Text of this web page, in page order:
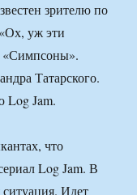
зрителю по
уж эти
«Симпсоны».
Татарского.
Log Jam.
что
Log Jam. В
Идет